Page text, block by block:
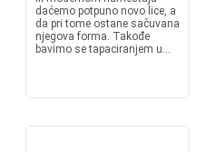
daćemo potpuno novo lice, a
da pri tome ostane sačuvana
njegova forma. Takođe
bavimo se tapaciranjem u...